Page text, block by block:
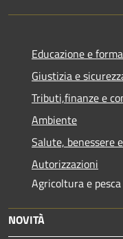
Educazione e
Giustizia e
Tributi,finanze e
Ambiente
Salute, benessere
Autorizzazioni
Agricoltura e pesca
NOVITÀ